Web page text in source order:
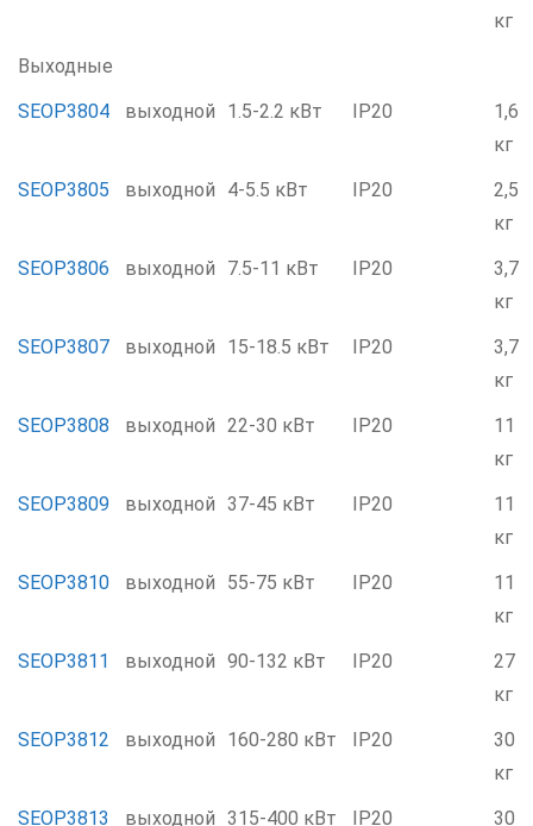
кг
Выходные
SEOP3804
выходной 1.5-2.2 кВт IP20
1,6
кг
SEOP3805
выходной 4-5.5 кВт IP20
2,5
кг
SEOP3806
выходной 7.5-11 кВт IP20
3,7
кг
SEOP3807
выходной 15-18.5 кВт IP20
3,7
кг
SEOP3808
выходной 22-30 кВт IP20
11
кг
SEOP3809
выходной 37-45 кВт IP20
11
кг
SEOP3810
выходной 55-75 кВт IP20
11
кг
SEOP3811
выходной 90-132 кВт IP20
27
кг
SEOP3812
выходной 160-280 кВт IP20
30
кг
SEOP3813
выходной 315-400 кВт IP20 30